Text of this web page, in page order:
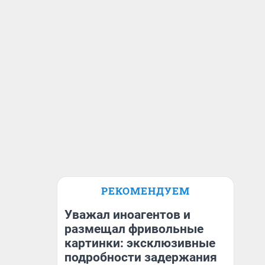
РЕКОМЕНДУЕМ
Уважал иноагентов и
размещал фривольные
картинки: эксклюзивные
подробности задержания